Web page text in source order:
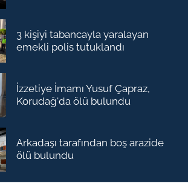
3 kişiyi tabancayla yaralayan
emekli polis tutuklandı
İzzetiye İmamı Yusuf Çapraz,
Korudağ'da ölü bulundu
Arkadaşı tarafından boş arazide
ölü bulundu